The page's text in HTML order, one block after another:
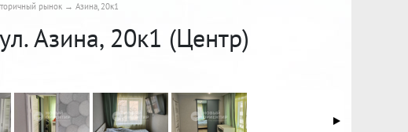
рынок Азина, 20к1
Азина, 20к1 (Центр)